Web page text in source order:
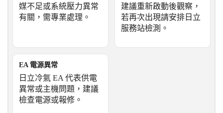
媒不足或系統壓力異常
有關，需專業處理。
建議重新啟動後觀察，
若再次出現請安排日立
服務站檢測。
EA 電源異常
日立冷氣 EA 代表供電
異常或主機問題，建議
檢查電源或報修。